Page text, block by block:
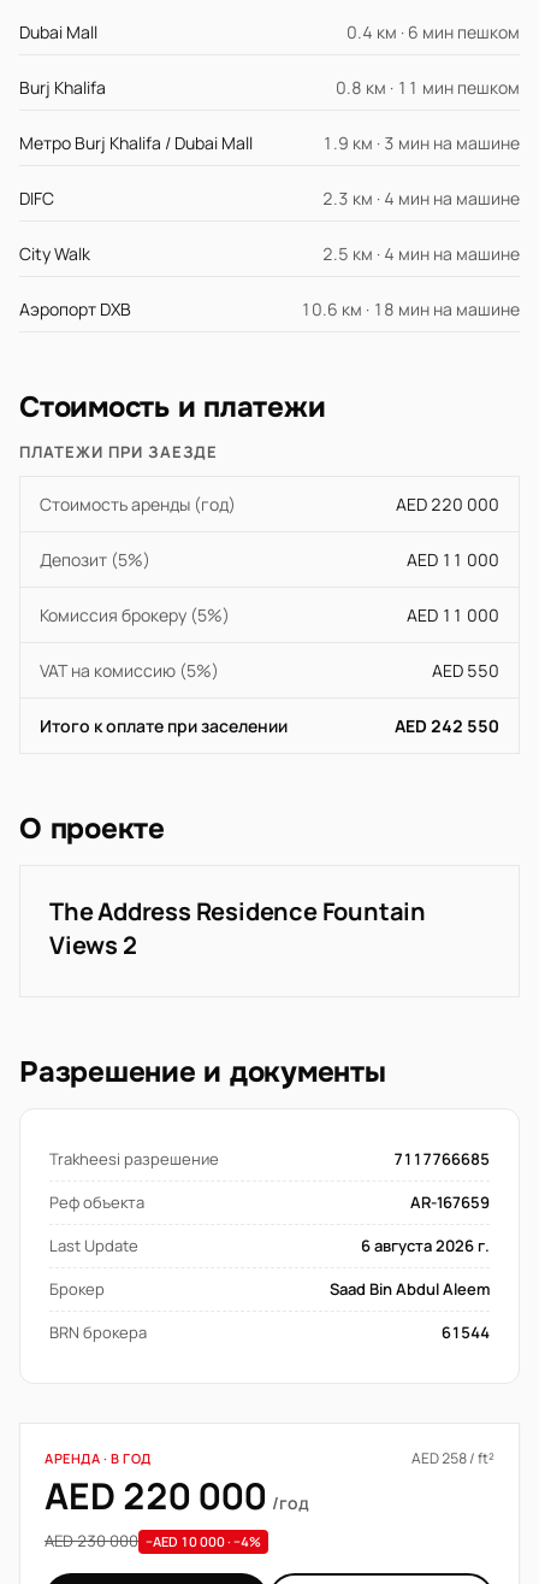
Dubai Mall 0.4 км · 6 мин пешком
Burj Khalifa 0.8 км · 11 мин пешком
Метро Burj Khalifa / Dubai Mall 1.9 км · 3 мин на машине
DIFC 2.3 км · 4 мин на машине
City Walk 2.5 км · 4 мин на машине
Аэропорт DXB 10.6 км · 18 мин на машине
Стоимость и платежи
ПЛАТЕЖИ ПРИ ЗАЕЗДЕ
Стоимость аренды (год) AED 220 000
Депозит (5%) AED 11 000
Комиссия брокеру (5%) AED 11 000
VAT на комиссию (5%) AED 550
Итого к оплате при заселении AED 242 550
О проекте
The Address Residence Fountain
Views 2
Разрешение и документы
Trakheesi разрешение
7117766685
Реф объекта
AR-167659
Last Update
6 августа 2026 г.
Брокер
Saad Bin Abdul Aleem
BRN брокера
61544
АРЕНДА · В ГОД AED 258 / ft²
AED 220 000 /год
AED 230 000 −AED 10 000 · −4%